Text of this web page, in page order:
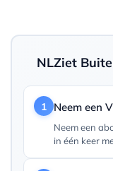
NLZiet
1 Neem een
Neem een
in één keer